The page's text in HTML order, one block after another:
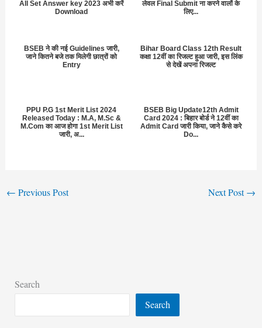
All Set Answer key 2023 अभी करें
Download
लेवल Final Submit ना करने वालों के
लिए...
BSEB ने की नई Guidelines जारी,
जाने कितने बजे तक मिलेगी छात्रों को
Entry
Bihar Board Class 12th Result
कक्षा 12वीं का रिजल्ट हुआ जारी, इस लिंक
से देखें अपना रिजल्ट
PPU P.G 1st Merit List 2024
Released Today : M.A, M.Sc &
M.Com का आज होगा 1st Merit List
जारी, अ...
BSEB Big Update12th Admit
Card 2024 : बिहार बोर्ड ने 12वीं का
Admit Card जारी किया, जाने कैसे करे
Do...
← Previous Post Next Post→
Search
Search